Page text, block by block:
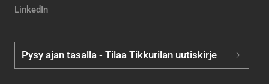
LinkedIn
Pysy ajan tasalla - Tilaa Tikkurilan uutiskirje